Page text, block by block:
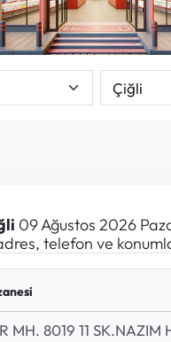
09 Ağustos 2026
telefon ve
MH. 8019 11 SK.NAZIM